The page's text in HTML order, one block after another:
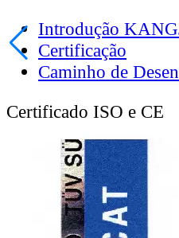
Introdução
Certificação
Caminho de
Certificado ISO e CE